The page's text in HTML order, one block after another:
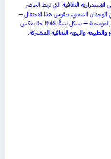
الاستمرارية الثقافية التي تربط الحاضر
في الوجدان الشعبي. طقوس هذا الاحتفال —
الموسمية — تشكل نسقًا ثقافيًا حيًا يعكس
والطبيعة والهوية الثقافية المشتركة.